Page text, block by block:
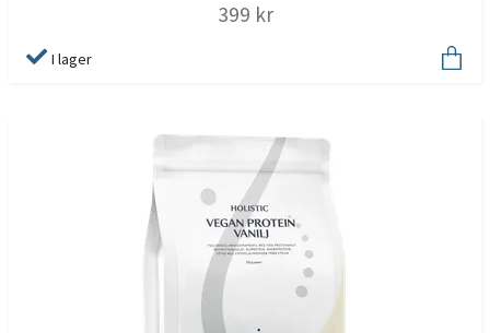
399 kr
I lager